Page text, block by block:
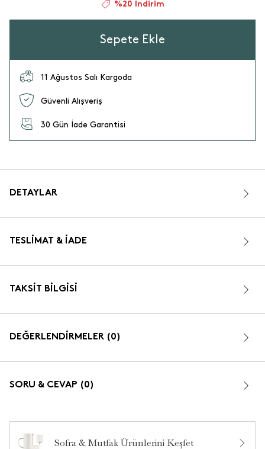
%20 İndirim
Sepete Ekle
11 Ağustos Salı Kargoda
Güvenli Alışveriş
30 Gün İade Garantisi
DETAYLAR
TESLIMAT & İADE
TAKSIT BILGISI
DEĞERLENDİRMELER (0)
SORU & CEVAP (0)
Sofra & Mutfak Ürünlerini Keşfet